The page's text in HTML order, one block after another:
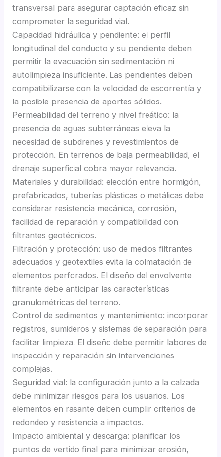
transversal para asegurar captación eficaz sin
comprometer la seguridad vial.
Capacidad hidráulica y pendiente: el perfil
longitudinal del conducto y su pendiente deben
permitir la evacuación sin sedimentación ni
autolimpieza insuficiente. Las pendientes deben
compatibilizarse con la velocidad de escorrentía y
la posible presencia de aportes sólidos.
Permeabilidad del terreno y nivel freático: la
presencia de aguas subterráneas eleva la
necesidad de subdrenes y revestimientos de
protección. En terrenos de baja permeabilidad, el
drenaje superficial cobra mayor relevancia.
Materiales y durabilidad: elección entre hormigón,
prefabricados, tuberías plásticas o metálicas debe
considerar resistencia mecánica, corrosión,
facilidad de reparación y compatibilidad con
filtrantes geotécnicos.
Filtración y protección: uso de medios filtrantes
adecuados y geotextiles evita la colmatación de
elementos perforados. El diseño del envolvente
filtrante debe anticipar las características
granulométricas del terreno.
Control de sedimentos y mantenimiento: incorporar
registros, sumideros y sistemas de separación para
facilitar limpieza. El diseño debe permitir labores de
inspección y reparación sin intervenciones
complejas.
Seguridad vial: la configuración junto a la calzada
debe minimizar riesgos para los usuarios. Los
elementos en rasante deben cumplir criterios de
redondeo y resistencia a impactos.
Impacto ambiental y descarga: planificar los
puntos de vertido final para minimizar erosión,